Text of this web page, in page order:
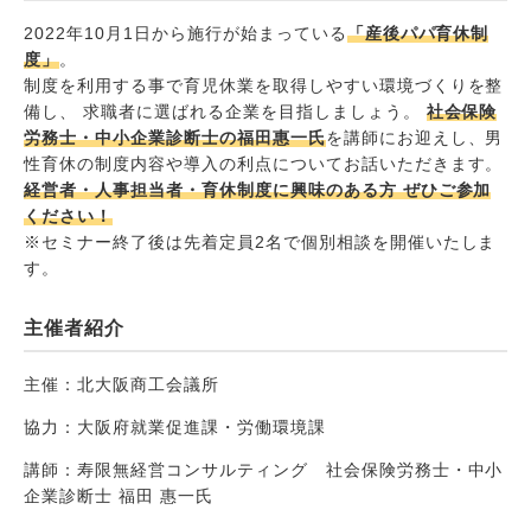
2022年10月1日から施行が始まっている「産後パパ育休制
度」。
制度を利用する事で育児休業を取得しやすい環境づくりを整
備し、 求職者に選ばれる企業を目指しましょう。 社会保険
労務士・中小企業診断士の福田惠一氏を講師にお迎えし、男
性育休の制度内容や導入の利点についてお話いただきます。
経営者・人事担当者・育休制度に興味のある方 ぜひご参加
ください！
※セミナー終了後は先着定員2名で個別相談を開催いたしま
す。
主催者紹介
主催：北大阪商工会議所
協力：大阪府就業促進課・労働環境課
講師：寿限無経営コンサルティング 社会保険労務士・中小
企業診断士 福田 惠一氏